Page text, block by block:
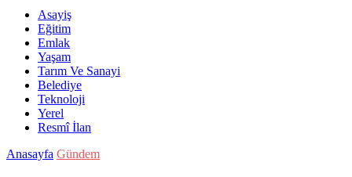
Asayiş
Eğitim
Emlak
Yaşam
Tarım Ve Sanayi
Belediye
Teknoloji
Yerel
Resmî İlan
Anasayfa Gündem